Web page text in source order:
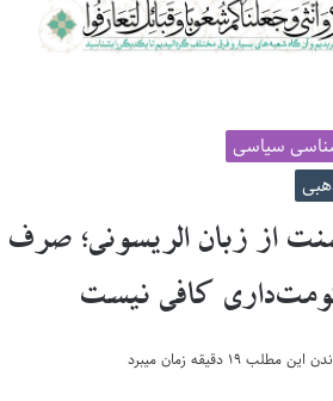
سیاسی
از زبان الریسونی؛ صرف
کافی نیست
مطلب ۱۹ دقیقه زمان میبرد